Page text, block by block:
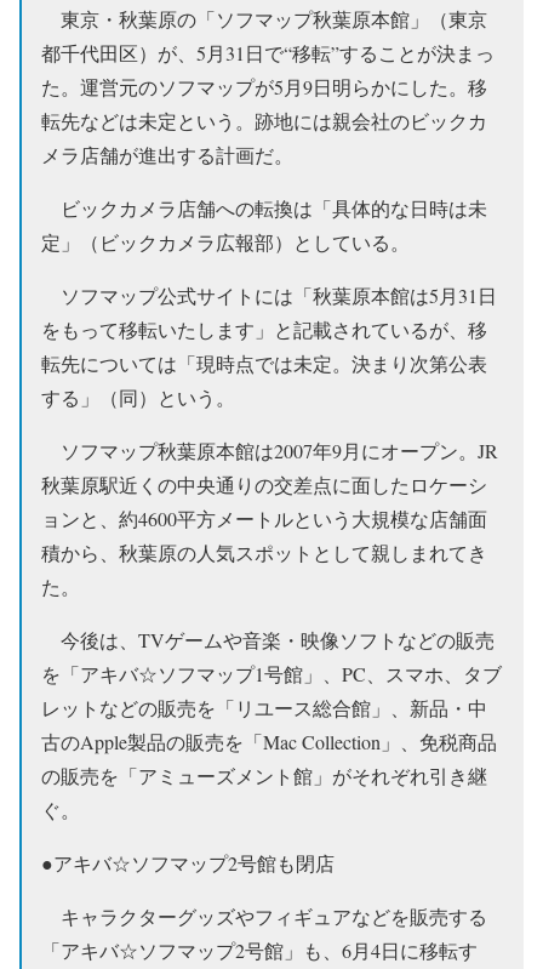
東京・秋葉原の「ソフマップ秋葉原本館」（東京
都千代田区）が、5月31日で“移転”することが決まっ
た。運営元のソフマップが5月9日明らかにした。移
転先などは未定という。跡地には親会社のビックカ
メラ店舗が進出する計画だ。
ビックカメラ店舗への転換は「具体的な日時は未
定」（ビックカメラ広報部）としている。
ソフマップ公式サイトには「秋葉原本館は5月31日
をもって移転いたします」と記載されているが、移
転先については「現時点では未定。決まり次第公表
する」（同）という。
ソフマップ秋葉原本館は2007年9月にオープン。JR
秋葉原駅近くの中央通りの交差点に面したロケーシ
ョンと、約4600平方メートルという大規模な店舗面
積から、秋葉原の人気スポットとして親しまれてき
た。
今後は、TVゲームや音楽・映像ソフトなどの販売
を「アキバ☆ソフマップ1号館」、PC、スマホ、タブ
レットなどの販売を「リユース総合館」、新品・中
古のApple製品の販売を「Mac Collection」、免税商品
の販売を「アミューズメント館」がそれぞれ引き継
ぐ。
●アキバ☆ソフマップ2号館も閉店
キャラクターグッズやフィギュアなどを販売する
「アキバ☆ソフマップ2号館」も、6月4日に移転す